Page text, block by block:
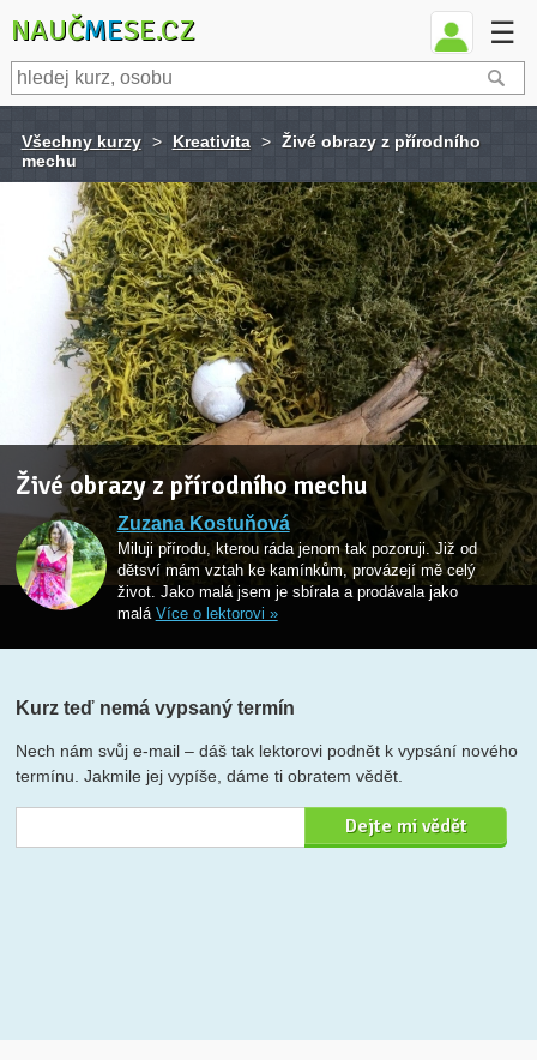
NAUČMESE.CZ ☰
Všechny kurzy > Kreativita > Živé obrazy z přírodního
mechu
Živé obrazy z přírodního mechu
Zuzana Kostuňová
Miluji přírodu, kterou ráda jenom tak pozoruji. Již od
dětsví mám vztah ke kamínkům, provázejí mě celý
život. Jako malá jsem je sbírala a prodávala jako
malá Více o lektorovi »
Kurz teď nemá vypsaný termín
Nech nám svůj e-mail – dáš tak lektorovi podnět k vypsání nového
termínu. Jakmile jej vypíše, dáme ti obratem vědět.